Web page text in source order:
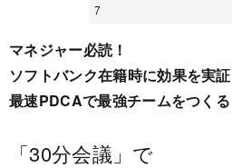
7
マネジャー必読！
ソフトバンク在籍時に効果を実証
最速PDCAで最強チームをつくる
「30分会議」で